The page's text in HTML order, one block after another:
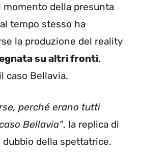
della presunta
tempo stesso ha
la produzione del reality
su altri fronti,
caso Bellavia.
perché erano tutti
Bellavia”, la replica di
dubbio della spettatrice.